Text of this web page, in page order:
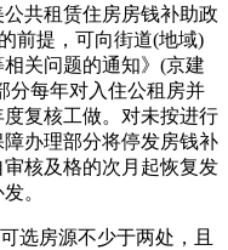
共租赁住房房钱补助政
前提，可向街道(地域)
关问题的通知》(京建
分每年对入住公租房并
复核工做。对未按进行
办理部分将停发房钱补
核及格的次月起恢复发
。
房源不少于两处，且